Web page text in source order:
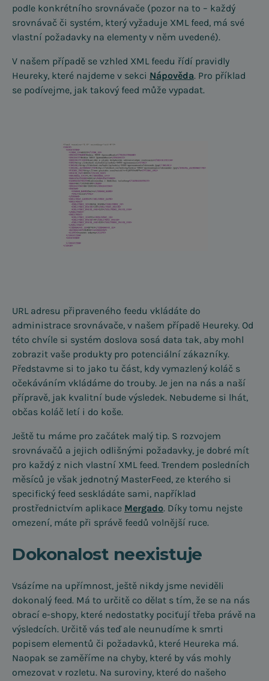
podle konkrétního srovnávače (pozor na to – každý
srovnávač či systém, který vyžaduje XML feed, má své
vlastní požadavky na elementy v něm uvedené).
V našem případě se vzhled XML feedu řídí pravidly
Heureky, které najdeme v sekci Nápověda. Pro příklad
se podívejme, jak takový feed může vypadat.
URL adresu připraveného feedu vkládáte do
administrace srovnávače, v našem případě Heureky. Od
této chvíle si systém doslova sosá data tak, aby mohl
zobrazit vaše produkty pro potenciální zákazníky.
Představme si to jako tu část, kdy vymazlený koláč s
očekáváním vkládáme do trouby. Je jen na nás a naší
přípravě, jak kvalitní bude výsledek. Nebudeme si lhát,
občas koláč letí i do koše.
Ještě tu máme pro začátek malý tip. S rozvojem
srovnávačů a jejich odlišnými požadavky, je dobré mít
pro každý z nich vlastní XML feed. Trendem posledních
měsíců je však jednotný MasterFeed, ze kterého si
specifický feed seskládáte sami, například
prostřednictvím aplikace Mergado. Díky tomu nejste
omezení, máte při správě feedů volnější ruce.
Dokonalost neexistuje
Vsázíme na upřímnost, ještě nikdy jsme neviděli
dokonalý feed. Má to určitě co dělat s tím, že se na nás
obrací e-shopy, které nedostatky pociťují třeba právě na
výsledcích. Určitě vás teď ale neunudíme k smrti
popisem elementů či požadavků, které Heureka má.
Naopak se zaměříme na chyby, které by vás mohly
omezovat v rozletu. Na suroviny, které do našeho